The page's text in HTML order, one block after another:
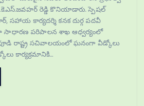
రెడ్డి కొనియాడారు. స్పెషల్
సహాయ కార్యదర్శి కనక దుర్గ పదవీ
సాధారణ పరిపాలన శాఖ ఆధ్వర్యంలో
రాష్ట్ర సచివాలయంలో ఘనంగా వీడ్కోలు
కార్యక్రమానికి…